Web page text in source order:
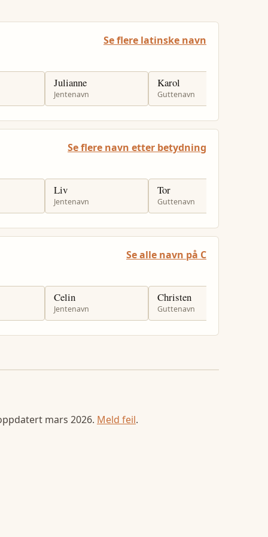
Se flere latinske navn
Julianne
Jentenavn
Karol
Guttenavn
Se flere navn etter betydning
Liv
Jentenavn
Tor
Guttenavn
Se alle navn på C
Celin
Jentenavn
Christen
Guttenavn
mars 2026. Meld feil.